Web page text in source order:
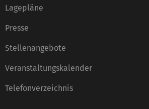
Lagepläne
Presse
Stellenangebote
Veranstaltungskalender
Telefonverzeichnis